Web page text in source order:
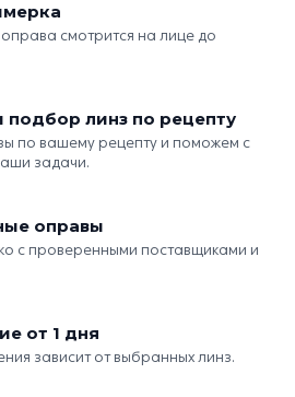
оправа смотрится на лице до
подбор линз по рецепту
по вашему рецепту и поможем с
задачи.
оправы
с проверенными поставщиками и
от 1 дня
зависит от выбранных линз.